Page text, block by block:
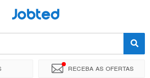
Jobted
Receba as ofertas